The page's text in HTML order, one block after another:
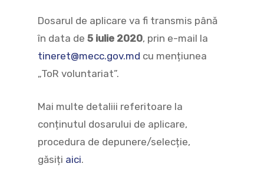
Dosarul de aplicare va fi transmis până
în data de 5 iulie 2020, prin e-mail la
tineret@mecc.gov.md cu mențiunea
„ToR voluntariat”.
Mai multe detaliii referitoare la
conținutul dosarului de aplicare,
procedura de depunere/selecție,
găsiți aici.